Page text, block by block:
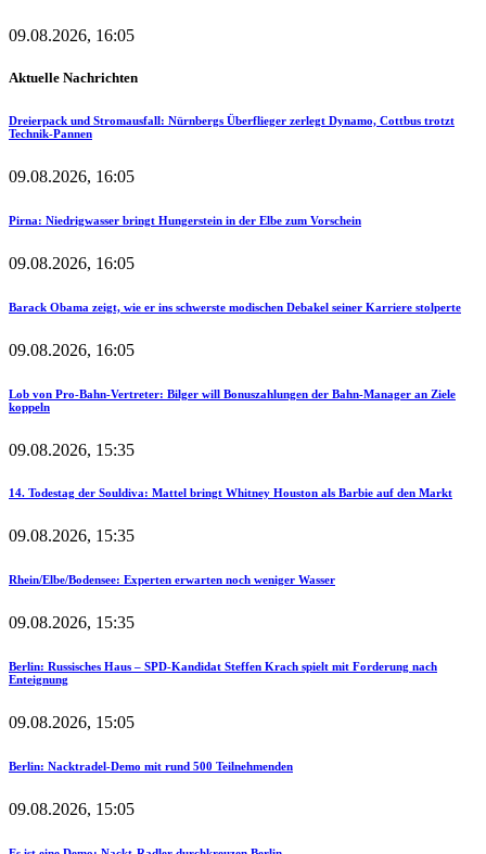
09.08.2026, 16:05
Aktuelle Nachrichten
Dreierpack und Stromausfall: Nürnbergs Überflieger zerlegt Dynamo, Cottbus trotzt
Technik-Pannen
09.08.2026, 16:05
Pirna: Niedrigwasser bringt Hungerstein in der Elbe zum Vorschein
09.08.2026, 16:05
Barack Obama zeigt, wie er ins schwerste modischen Debakel seiner Karriere stolperte
09.08.2026, 16:05
Lob von Pro-Bahn-Vertreter: Bilger will Bonuszahlungen der Bahn-Manager an Ziele
koppeln
09.08.2026, 15:35
14. Todestag der Souldiva: Mattel bringt Whitney Houston als Barbie auf den Markt
09.08.2026, 15:35
Rhein/Elbe/Bodensee: Experten erwarten noch weniger Wasser
09.08.2026, 15:35
Berlin: Russisches Haus – SPD-Kandidat Steffen Krach spielt mit Forderung nach
Enteignung
09.08.2026, 15:05
Berlin: Nacktradel-Demo mit rund 500 Teilnehmenden
09.08.2026, 15:05